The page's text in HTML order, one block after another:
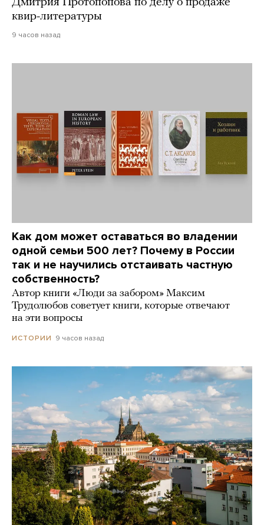
квир-литературы
9 часов назад
Как дом может оставаться во владении
одной семьи 500 лет? Почему в России
так и не научились отстаивать частную
собственность?
Автор книги «Люди за забором» Максим
Трудолюбов советует книги, которые отвечают
на эти вопросы
ИСТОРИИ 9 часов назад